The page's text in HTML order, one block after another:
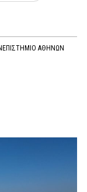
ΑΘΗΝΩΝ